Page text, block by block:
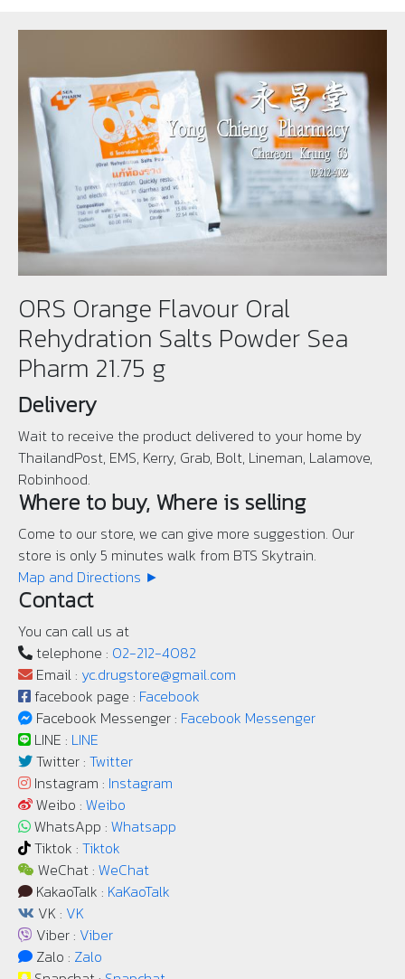
ORS Orange Flavour Oral
Rehydration Salts Powder Sea
Pharm 21.75 g
Delivery
Wait to receive the product delivered to your home by
ThailandPost, EMS, Kerry, Grab, Bolt, Lineman, Lalamove,
Robinhood.
Where to buy, Where is selling
Come to our store, we can give more suggestion. Our
store is only 5 minutes walk from BTS Skytrain.
Map and Directions ►
Contact
You can call us at
telephone : 02-212-4082
Email : yc.drugstore@gmail.com
facebook page : Facebook
Facebook Messenger : Facebook Messenger
LINE : LINE
Twitter : Twitter
Instagram : Instagram
Weibo : Weibo
WhatsApp : Whatsapp
Tiktok : Tiktok
WeChat : WeChat
KakaoTalk : KaKaoTalk
VK : VK
Viber : Viber
Zalo : Zalo